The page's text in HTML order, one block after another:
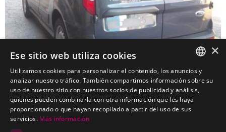
FORD Transit Grand Connect Furgoneta
Kits electricos económicos para FORD Transit Grand Connect
SPANISH
PORTUGUESE
×
Ese sitio web utiliza cookies
Utilizamos cookies para personalizar el contenido, los anuncios y
analizar nuestro tráfico. También compartimos información sobre su
uso de nuestro sitio con nuestros socios de publicidad y análisis,
quienes pueden combinarla con otra información que les haya
proporcionado o que hayan recopilado a partir del uso de sus
servicios. Más información